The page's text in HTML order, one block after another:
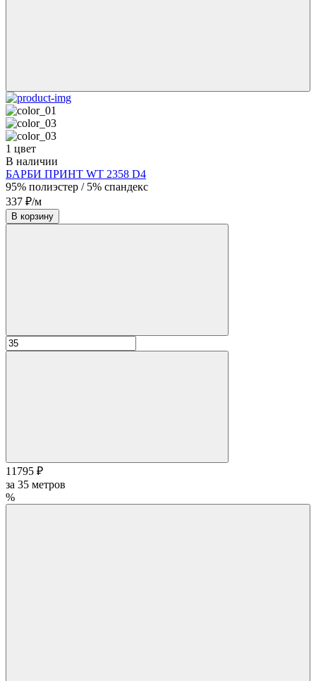
1 цвет
В наличии
БАРБИ ПРИНТ WT 2358 D4
95% полиэстер / 5% спандекс
337 ₽/м
В корзину
11795 ₽
за 35 метров
%